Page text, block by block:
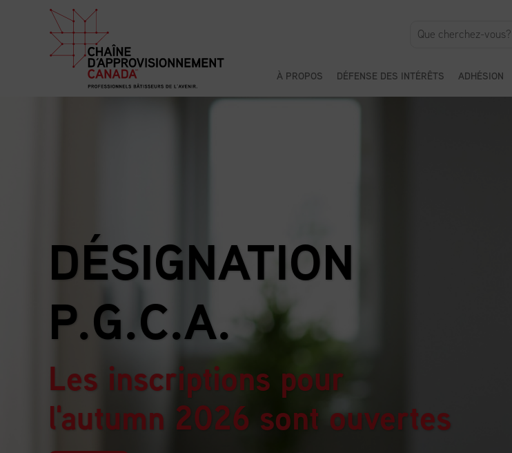
À PROPOS DÉFENSE DES INTÉRÊTS ADHÉSION
DÉSIGNATION
P.G.C.A.
Les inscriptions pour
l'autumn 2026 sont ouvertes